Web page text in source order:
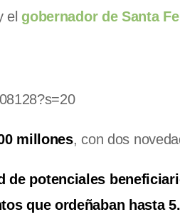
elgobernador de Santa
millones, con dos
de potenciales
que ordeñaban hasta